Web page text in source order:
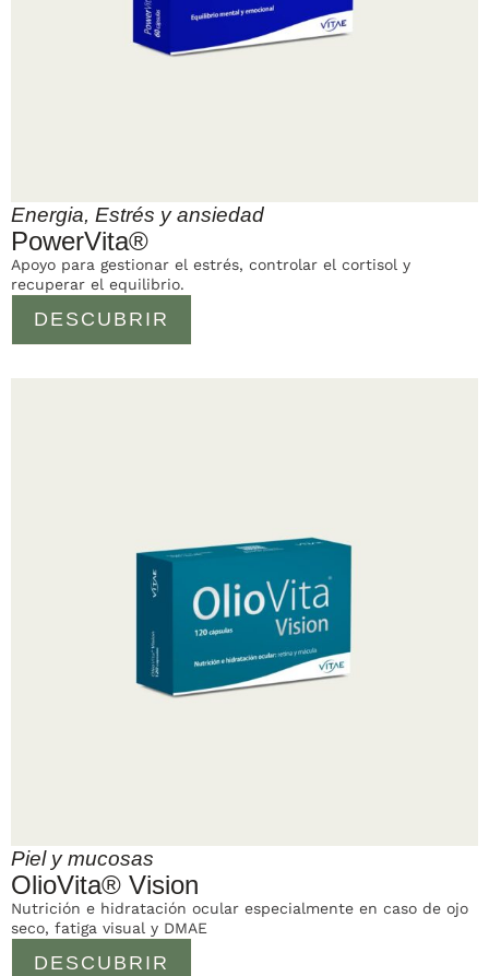
Energia, Estrés y ansiedad
PowerVita®
DESCUBRIR
Apoyo para gestionar el estrés, controlar el cortisol y
recuperar el equilibrio.
Piel y mucosas
OlioVita® Vision
DESCUBRIR
Nutrición e hidratación ocular especialmente en caso de ojo
seco, fatiga visual y DMAE